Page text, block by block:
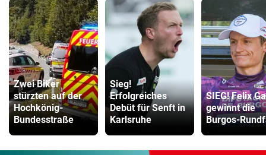
Zwei Biker
stürzten auf der
Hochkönig-
Bundesstraße
Sieg!
Erfolgreiches
Debüt für Senft in
Karlsruhe
SIEG! Felix
gewinnt die
Burgos-